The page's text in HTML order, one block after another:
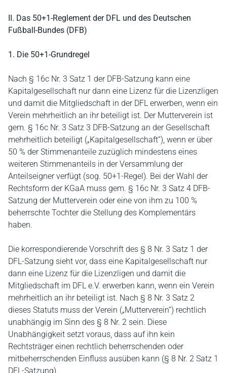
II. Das 50+1-Reglement der DFL und des Deutschen
Fußball-Bundes (DFB)
1. Die 50+1-Grundregel
Nach § 16c Nr. 3 Satz 1 der DFB-Satzung kann eine
Kapitalgesellschaft nur dann eine Lizenz für die Lizenzligen
und damit die Mitgliedschaft in der DFL erwerben, wenn ein
Verein mehrheitlich an ihr beteiligt ist. Der Mutterverein ist
gem. § 16c Nr. 3 Satz 3 DFB-Satzung an der Gesellschaft
mehrheitlich beteiligt („Kapitalgesellschaft“), wenn er über
50 % der Stimmenanteile zuzüglich mindestens eines
weiteren Stimmenanteils in der Versammlung der
Anteilseigner verfügt (sog. 50+1-Regel). Bei der Wahl der
Rechtsform der KGaA muss gem. § 16c Nr. 3 Satz 4 DFB-
Satzung der Mutterverein oder eine von ihm zu 100 %
beherrschte Tochter die Stellung des Komplementärs
haben.
Die korrespondierende Vorschrift des § 8 Nr. 3 Satz 1 der
DFL-Satzung sieht vor, dass eine Kapitalgesellschaft nur
dann eine Lizenz für die Lizenzligen und damit die
Mitgliedschaft im DFL e.V. erwerben kann, wenn ein Verein
mehrheitlich an ihr beteiligt ist. Nach § 8 Nr. 3 Satz 2
dieses Statuts muss der Verein („Mutterverein“) rechtlich
unabhängig im Sinn des § 8 Nr. 2 sein. Diese
Unabhängigkeit setzt voraus, dass auf ihn kein
Rechtsträger einen rechtlich beherrschenden oder
mitbeherrschenden Einfluss ausüben kann (§ 8 Nr. 2 Satz 1
DFL-Satzung).